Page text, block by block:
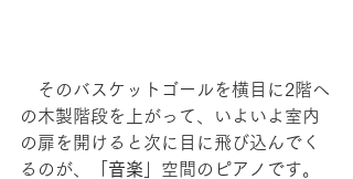
そのバスケットゴールを横目に2階へ
の木製階段を上がって、いよいよ室内
の扉を開けると次に目に飛び込んでく
るのが、「 音楽 」空間のピアノです。